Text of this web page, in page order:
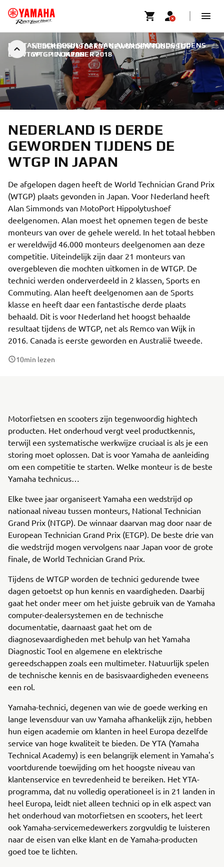
NEDERLAND IS DERDE GEWORDEN TIJDENS DE
WTGP IN JAPAN
FANTASTISCH RESULTAAT VAN ALAN SIMMONDS TIJDENS
DE WTGP | 17 OKTOBER 2018
NEDERLAND IS DERDE
GEWORDEN TIJDENS DE
WTGP IN JAPAN
De afgelopen dagen heeft de World Technician Grand Prix
(WTGP) plaats gevonden in Japan. Voor Nederland heeft
Alan Simmonds van MotoPort Hippolytushoef
deelgenomen. Alan moest het opnemen tegen de beste
monteurs van over de gehele wereld. In het totaal hebben
er wereldwijd 46.000 monteurs deelgenomen aan deze
competitie. Uiteindelijk zijn daar 21 monteurs van
overgebleven die mochten uitkomen in de WTGP. De
technici werden onderverdeeld in 2 klassen, Sports en
Commuting. Alan heeft deelgenomen aan de Sports
klasse en heeft daar een fantastische derde plaats
behaald. Dit is voor Nederland het hoogst behaalde
resultaat tijdens de WTGP, net als Remco van Wijk in
2016. Canada is eerste geworden en Australië tweede.
10min lezen
Motorfietsen en scooters zijn tegenwoordig hightech
producten. Het onderhoud vergt veel productkennis,
terwijl een systematische werkwijze cruciaal is als je een
storing moet oplossen. Dat is voor Yamaha de aanleiding
om een competitie te starten. Welke monteur is de beste
Yamaha technicus…
Elke twee jaar organiseert Yamaha een wedstrijd op
nationaal niveau tussen monteurs, National Technician
Grand Prix (NTGP). De winnaar daarvan mag door naar de
European Technician Grand Prix (ETGP). De beste drie van
die wedstrijd mogen vervolgens naar Japan voor de grote
finale, de World Technician Grand Prix.
Tijdens de WTGP worden de technici gedurende twee
dagen getoetst op hun kennis en vaardigheden. Daarbij
gaat het onder meer om het juiste gebruik van de Yamaha
computer-dealersystemen en de technische
documentatie, daarnaast gaat het om de
diagnosevaardigheden met behulp van het Yamaha
Diagnostic Tool en algemene en elektrische
gereedschappen zoals een multimeter. Natuurlijk spelen
de technische kennis en de basisvaardigheden eveneens
een rol.
Yamaha-technici, degenen van wie de goede werking en
lange levensduur van uw Yamaha afhankelijk zijn, hebben
hun eigen academie om klanten in heel Europa dezelfde
service van hoge kwaliteit te bieden. De YTA (Yamaha
Technical Academy) is een belangrijk element in Yamaha's
voortdurende toewijding om het hoogste niveau van
klantenservice en tevredenheid te bereiken. Het YTA-
programma, dat nu volledig operationeel is in 21 landen in
heel Europa, leidt niet alleen technici op in elk aspect van
het onderhoud van motorfietsen en scooters, het leert
ook Yamaha-servicemedewerkers zorgvuldig te luisteren
naar de eisen van elke klant en de Yamaha-producten
goed toe te lichten.